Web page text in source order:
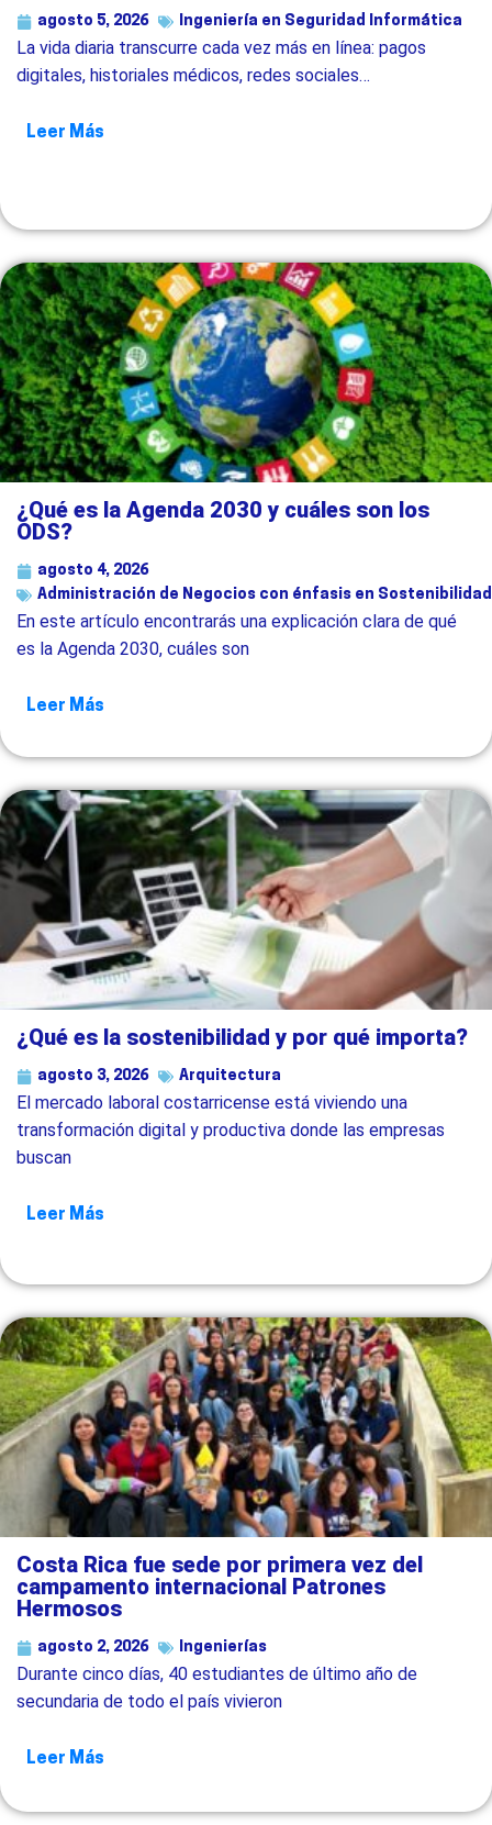
agosto 5, 2026 Ingeniería en Seguridad Informática
La vida diaria transcurre cada vez más en línea: pagos
digitales, historiales médicos, redes sociales…
Leer Más
¿Qué es la Agenda 2030 y cuáles son los
ODS?
agosto 4, 2026
Administración de Negocios con énfasis en Sostenibilidad
En este artículo encontrarás una explicación clara de qué
es la Agenda 2030, cuáles son
Leer Más
¿Qué es la sostenibilidad y por qué importa?
agosto 3, 2026 Arquitectura
El mercado laboral costarricense está viviendo una
transformación digital y productiva donde las empresas
buscan
Leer Más
Costa Rica fue sede por primera vez del
campamento internacional Patrones
Hermosos
agosto 2, 2026 Ingenierías
Durante cinco días, 40 estudiantes de último año de
secundaria de todo el país vivieron
Leer Más